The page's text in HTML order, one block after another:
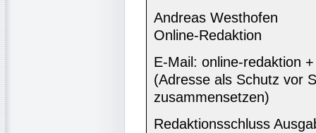
Andreas Westhofen
Online-Redaktion
E-Mail: online-redaktion
(Adresse als Schutz vor
zusammensetzen)
Redaktionsschluss